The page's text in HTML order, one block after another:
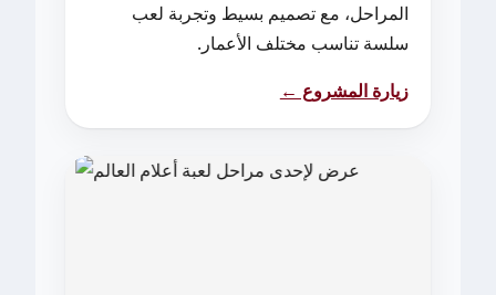
المراحل، مع تصميم بسيط وتجربة لعب
سلسة تناسب مختلف الأعمار.
زيارة المشروع ←